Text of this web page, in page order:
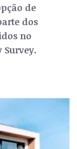
de
dos
no
Survey.